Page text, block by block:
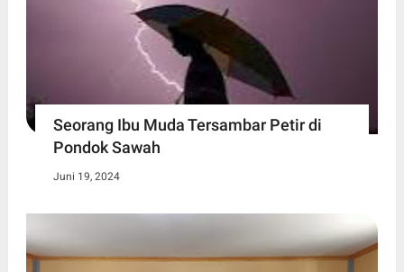
Seorang Ibu Muda Tersambar Petir di
Pondok Sawah
Juni 19, 2024